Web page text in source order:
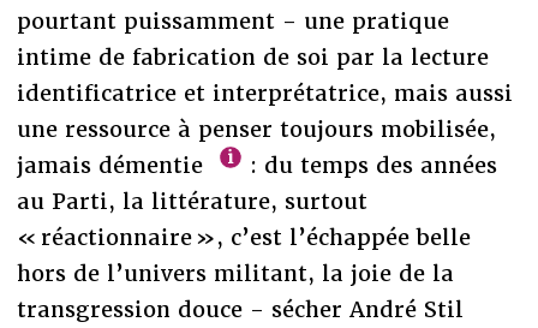
pourtant puissamment - une pratique
intime de fabrication de soi par la lecture
identificatrice et interprétatrice, mais aussi
une ressource à penser toujours mobilisée,
jamais démentie
: du temps des années
au Parti, la littérature, surtout
« réactionnaire », c’est l’échappée belle
hors de l’univers militant, la joie de la
transgression douce - sécher André Stil